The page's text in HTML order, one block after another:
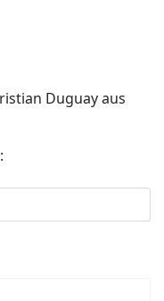
Duguay aus